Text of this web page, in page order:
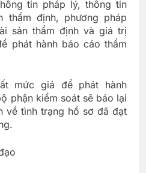
tin pháp lý, thông tin
thẩm định, phương pháp
sản thẩm định và giá trị
phát hành báo cáo thẩm
mức giá để phát hành
phận kiểm soát sẽ báo lại
về tình trạng hồ sơ đã đạt